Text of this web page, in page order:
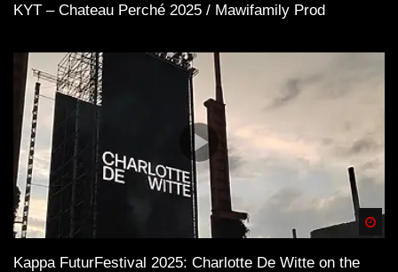
KYT – Chateau Perché 2025 / Mawifamily Prod
Kappa FuturFestival 2025: Charlotte De Witte on the